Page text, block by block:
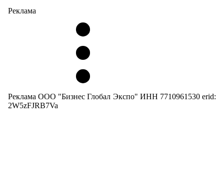
Реклама
Реклама ООО "Бизнес Глобал Экспо" ИНН 7710961530 erid:
2W5zFJRB7Va